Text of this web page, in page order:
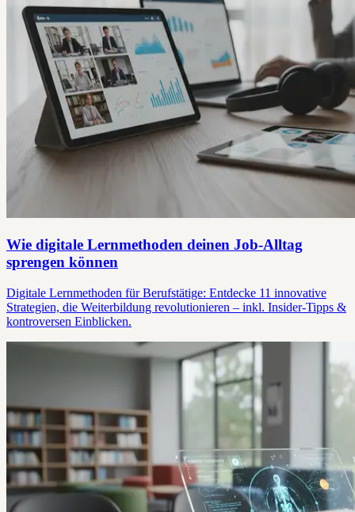
Wie digitale Lernmethoden deinen Job-Alltag
sprengen können
Digitale Lernmethoden für Berufstätige: Entdecke 11 innovative
Strategien, die Weiterbildung revolutionieren – inkl. Insider-Tipps &
kontroversen Einblicken.